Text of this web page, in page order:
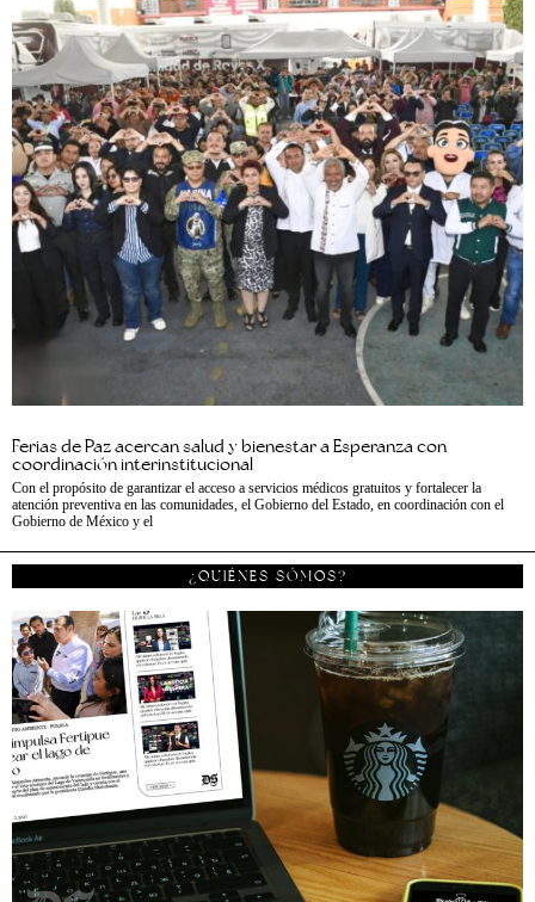
Ferias de Paz acercan salud y bienestar a Esperanza con
coordinación interinstitucional
Con el propósito de garantizar el acceso a servicios médicos gratuitos y fortalecer la
atención preventiva en las comunidades, el Gobierno del Estado, en coordinación con el
Gobierno de México y el
¿QUIÉNES SÓMOS?